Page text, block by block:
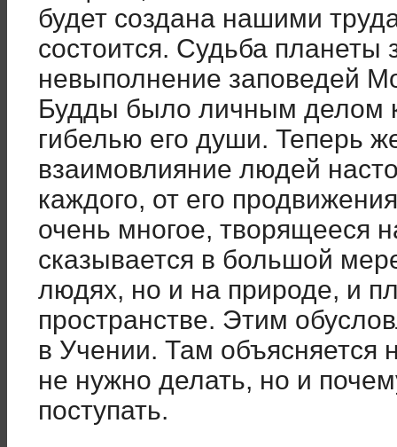
будет создана нашими
состоится. Судьба планеты
невыполнение заповедей
Будды было личным делом
гибелью его души. Теперь
взаимовлияние людей
каждого, от его
очень многое, творящееся
сказывается в большой
людях, но и на природе, и
пространстве. Этим
в Учении. Там объясняется
не нужно делать, но и
поступать.